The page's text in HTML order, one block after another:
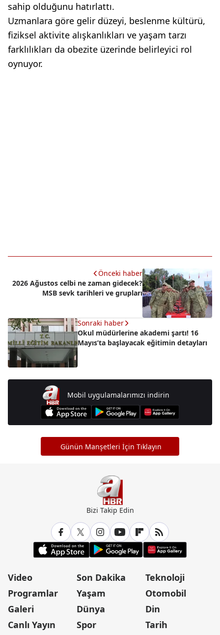
sahip olduğunu hatırlattı.
Uzmanlara göre gelir düzeyi, beslenme kültürü,
fiziksel aktivite alışkanlıkları ve yaşam tarzı
farklılıkları da obezite üzerinde belirleyici rol
oynuyor.
Önceki haber
2026 Ağustos celbi ne zaman gidecek?
MSB sevk tarihleri ve grupları
Sonraki haber
Okul müdürlerine akademi şartı! 16
Mayıs’ta başlayacak eğitimin detayları
Mobil uygulamalarımızı indirin
Günün Manşetleri İçin Tıklayın
Bizi Takip Edin
Video
Programlar
Galeri
Canlı Yayın
Son Dakika
Yaşam
Dünya
Spor
Teknoloji
Otomobil
Din
Tarih